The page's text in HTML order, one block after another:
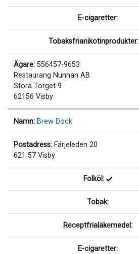
E-cigaretter:
Tobaksfrianikotinprodukter:
Ägare: 556457-9653
Restaurang Nunnan AB
Stora Torget 9
62156 Visby
Namn: Brew Dock
Postadress: Färjeleden 20
621 57 Visby
Folköl:
Tobak:
Receptfrialäkemedel:
E-cigaretter: